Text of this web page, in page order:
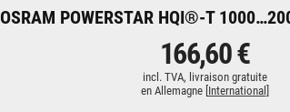
OSRAM POWERSTAR HQI®-T
166,60 €
incl. TVA, livraison gratuite
en Allemagne [ International